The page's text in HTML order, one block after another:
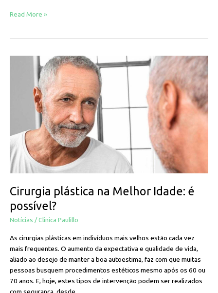
Read More »
Cirurgia plástica na Melhor Idade: é
possível?
Notícias /Clinica Paulillo
As cirurgias plásticas em indivíduos mais velhos estão cada vez
mais frequentes. O aumento da expectativa e qualidade de vida,
aliado ao desejo de manter a boa autoestima, faz com que muitas
pessoas busquem procedimentos estéticos mesmo após os 60 ou
70 anos. E, hoje, estes tipos de intervenção podem ser realizados